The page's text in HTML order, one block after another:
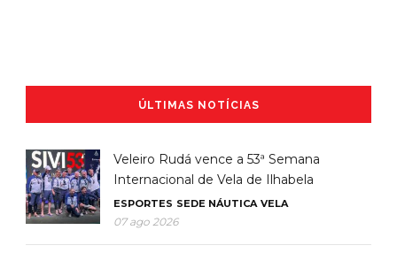
ÚLTIMAS NOTÍCIAS
Veleiro Rudá vence a 53ª Semana
Internacional de Vela de Ilhabela
ESPORTES SEDE NÁUTICA VELA
07 ago 2026